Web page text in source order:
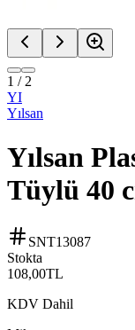
1 / 2
YI
Yılsan
Yılsan
Tüylü 40
SNT13087
Stokta
108,00TL
KDV Dahil